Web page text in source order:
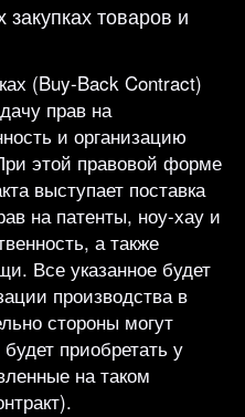
товаров и
(Buy-Back Contract)
прав на
и организацию
этой правовой форме
выступает поставка
на патенты, ноу-хау и
а также
Все указанное будет
производства в
стороны могут
приобретать у
на таком